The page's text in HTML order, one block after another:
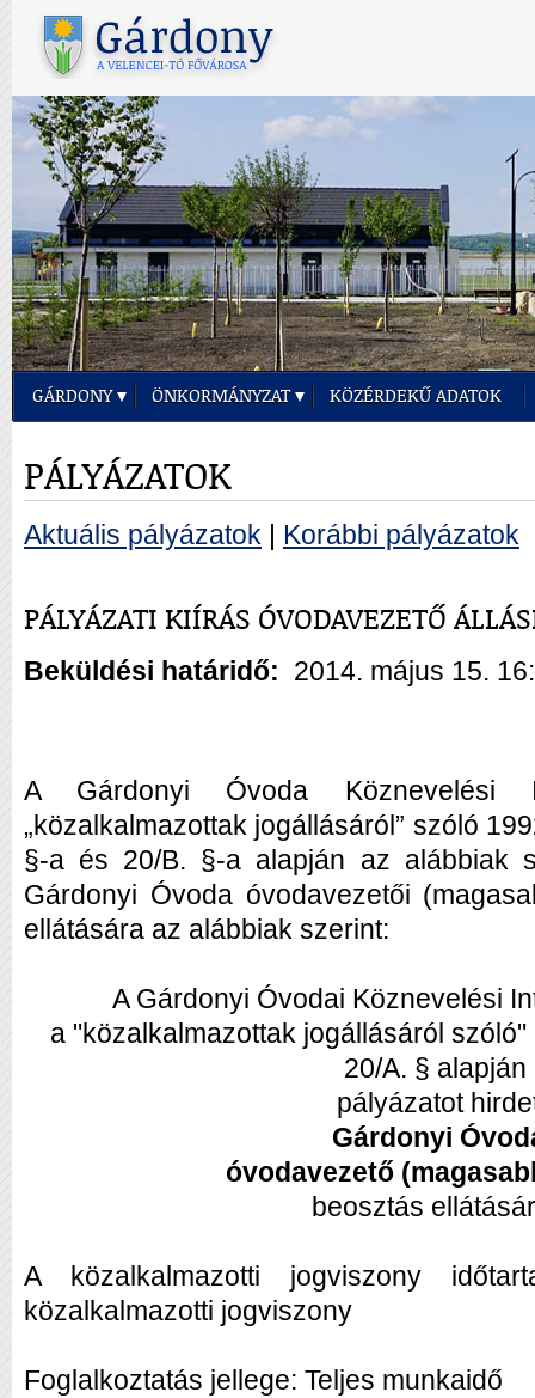
GÁRDONY ÖNKORMÁNYZAT KÖZÉRDEKŰ ADATOK
PÁLYÁZATOK
Aktuális pályázatok Korábbi pályázatok
PÁLYÁZATI KIÍRÁS ÓVODAVEZETŐ
Beküldési határidő: 2014. május 15.
A Gárdonyi Óvoda Köznevelési
„közalkalmazottak jogállásáról” szóló
§-a és 20/B. §-a alapján az alábbiak
Gárdonyi Óvoda óvodavezetői
ellátására az alábbiak szerint:
A Gárdonyi Óvodai Köznevelési
a "közalkalmazottak jogállásáról
20/A. §
pályázatot
Gárdonyi
óvodavezető
beosztás
A közalkalmazotti jogviszony
közalkalmazotti jogviszony
Foglalkoztatás jellege: Teljes munkaidő